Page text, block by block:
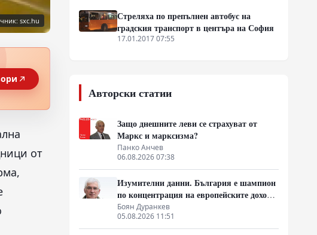
sxc.hu
от
Стреляха по препълнен автобус на
градския транспорт в центъра на София
17.01.2017 07:55
Авторски статии
Защо днешните леви се страхуват от
Маркс и марксизма?
Панко Анчев
06.08.2026 07:38
Изумителни данни. България е шампион
по концентрация на европейските доходи
в ръцете на най-богатия 1%, надминава
и САЩ
Боян Дуранкев
05.08.2026 11:51